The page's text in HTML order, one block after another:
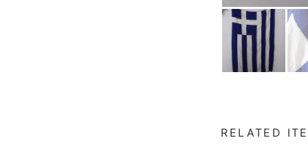
RELATED